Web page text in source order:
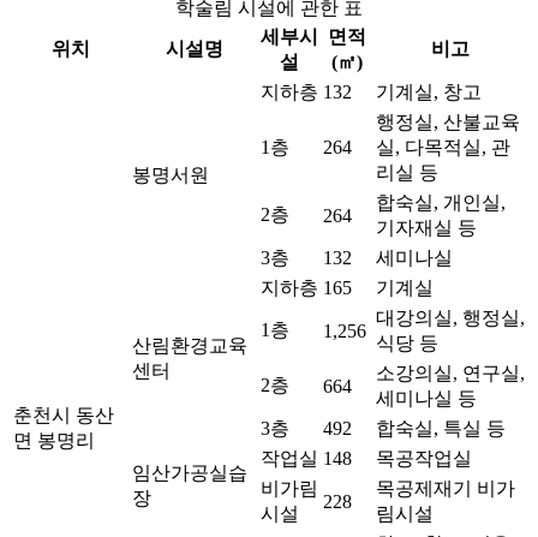
학술림 시설에 관한 표
위치
시설명
세부시
설
면적
(㎡)
비고
춘천시 동산
면 봉명리
봉명서원
지하층 132 기계실, 창고
1층 264
행정실, 산불교육
실, 다목적실, 관
리실 등
2층 264
합숙실, 개인실,
기자재실 등
3층
132 세미나실
산림환경교육
센터
지하층 165 기계실
1층 1,256
대강의실, 행정실,
식당 등
2층 664
소강의실, 연구실,
세미나실 등
3층
492 합숙실, 특실 등
임산가공실습
장
작업실 148
목공작업실
비가림
시설
228
목공제재기 비가
림시설